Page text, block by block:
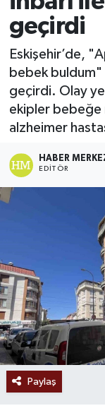
geçirdi
Eskişehir’de,
bebek buldum"
geçirdi. Olay
ekipler bebeğe
alzheimer
HABER
EDITÖR
Paylaş
Ekonomi
Sağlık
Tokat